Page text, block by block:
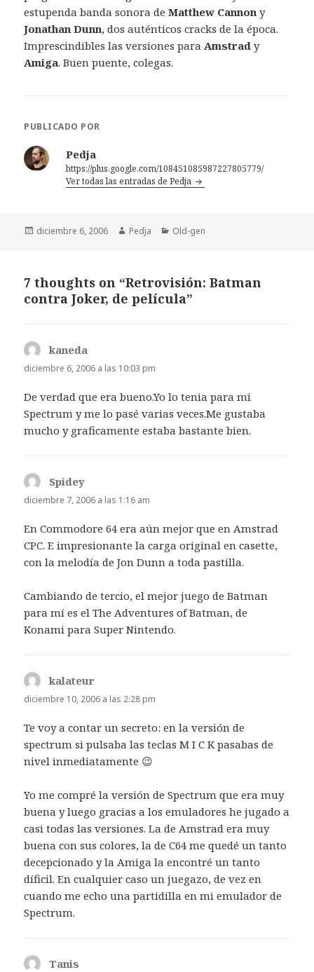
estupenda banda sonora deMatthew Cannon y
Jonathan Dunn, dos auténticos cracks de la época.
Imprescindibles las versiones para Amstrad y
Amiga. Buen puente, colegas.
PUBLICADO POR
Pedja
https://plus.google.com/108451085987227805779/
Ver todas las entradas de Pedja
Publicado
diciembre 6, 2006 Autor
Pedja Categorías
Old-gen
7 thoughts on “Retrovisión: Batman
contra Joker, de película”
kaneda
diciembre 6, 2006 a las 10:03 pm
De verdad que era bueno.Yo lo tenia para mi
Spectrum y me lo pasé varias veces.Me gustaba
mucho y graficamente estaba bastante bien.
Spidey
diciembre 7, 2006 a las 1:16 am
En Commodore 64 era aún mejor que en Amstrad
CPC. E impresionante la carga original en casette,
con la melodía de Jon Dunn a toda pastilla.
Cambiando de tercio, el mejor juego de Batman
para mí es el The Adventures of Batman, de
Konami para Super Nintendo.
kalateur
diciembre 10, 2006 a las 2:28 pm
Te voy a contar un secreto: en la versión de
spectrum si pulsaba las teclas M I C K pasabas de
nivel inmediatamente 😉
Yo me compré la versión de Spectrum que era muy
buena y luego gracias a los emuladores he jugado a
casi todas las versiones. La de Amstrad era muy
buena con sus colores, la de C64 me quedé un tanto
decepcionado y la Amiga la encontré un tanto
díficil. En cualquier caso un juegazo, de vez en
cuando me echo una partidilla en mi emulador de
Spectrum.
Tanis